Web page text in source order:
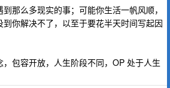
那么多现实的事；可能你生活一帆风顺，
到你解决不了，以至于要花半天时间写起因
包容开放，人生阶段不同，OP 处于人生